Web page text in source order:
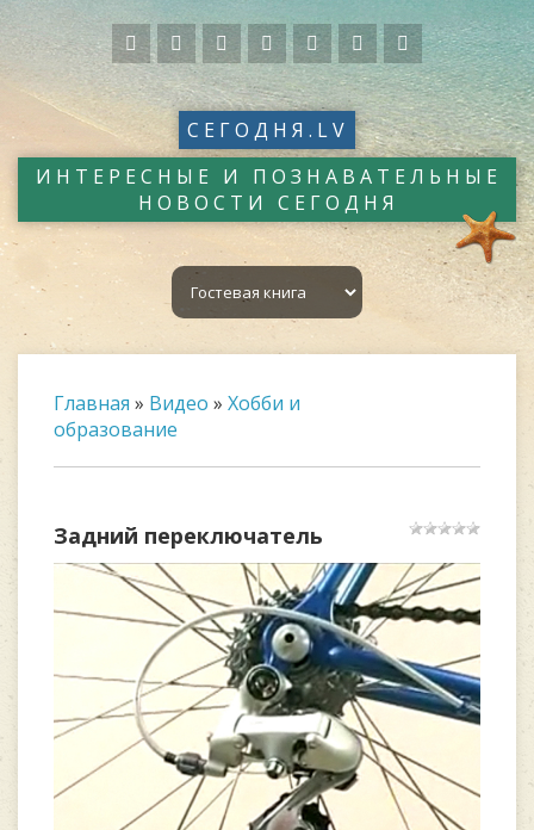
СЕГОДНЯ.LV
ИНТЕРЕСНЫЕ И ПОЗНАВАТЕЛЬНЫЕ
НОВОСТИ СЕГОДНЯ
Главная » Видео » Хобби и
образование
Задний переключатель